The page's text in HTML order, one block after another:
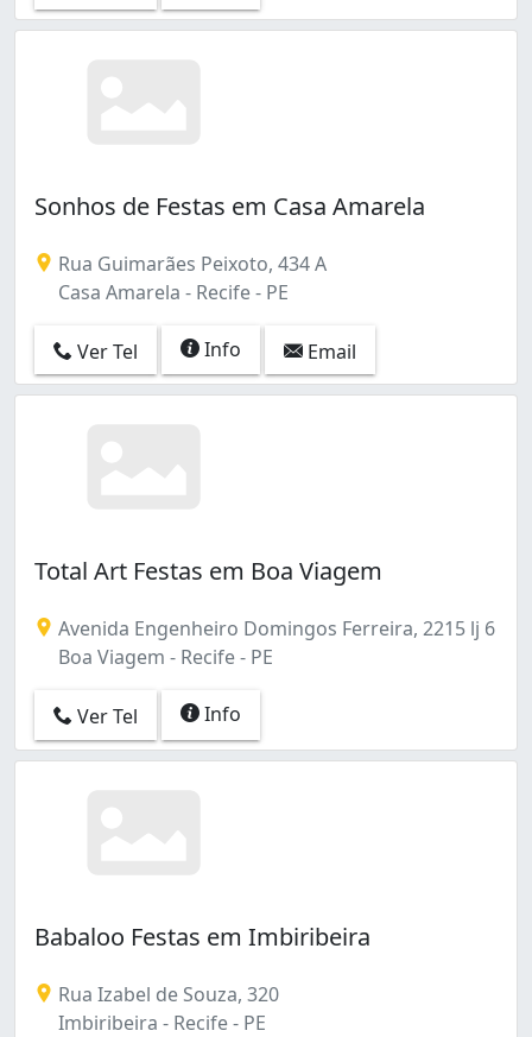
Sonhos de Festas em Casa Amarela
Rua Guimarães Peixoto, 434 A
Casa Amarela - Recife - PE
Ver Tel Info Email
Total Art Festas em Boa Viagem
Avenida Engenheiro Domingos Ferreira, 2215 lj 6
Boa Viagem - Recife - PE
Ver Tel Info
Babaloo Festas em Imbiribeira
Rua Izabel de Souza, 320
Imbiribeira - Recife - PE